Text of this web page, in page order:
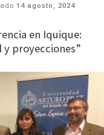
14 agosto, 2024
en Iquique:
y proyecciones”